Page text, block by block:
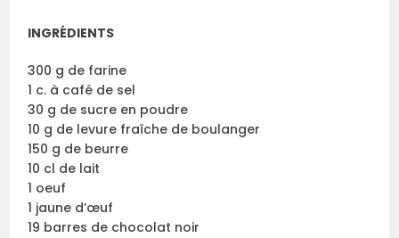
INGRÉDIENTS
300 g de farine
1 c. à café de sel
30 g de sucre en poudre
10 g de levure fraîche de boulanger
150 g de beurre
10 cl de lait
1 oeuf
1 jaune d’œuf
19 barres de chocolat noir